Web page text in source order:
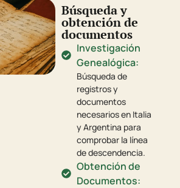
Búsqueda y
obtención de
documentos
Investigación
Genealógica:
Búsqueda de
registros y
documentos
necesarios en Italia
y Argentina para
comprobar la línea
de descendencia.
Obtención de
Documentos: